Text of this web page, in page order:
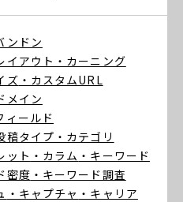
ンドン
イアウト ・カーニング
ズ ・カスタムURL
メイン
ィールド
稿タイプ ・カテゴリ
ット ・カラム ・キーワード
密度 ・キーワード調査
・キャプチャ ・キャリア